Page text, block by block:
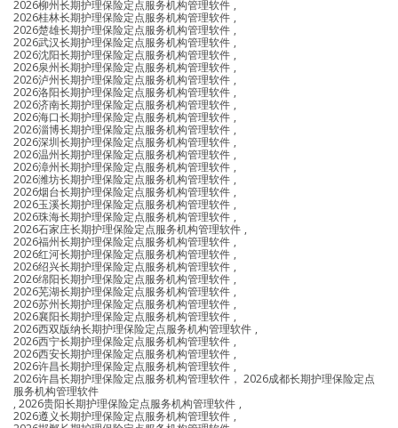
2026柳州长期护理保险定点服务机构管理软件 ,
2026桂林长期护理保险定点服务机构管理软件 ,
2026楚雄长期护理保险定点服务机构管理软件 ,
2026武汉长期护理保险定点服务机构管理软件 ,
2026沈阳长期护理保险定点服务机构管理软件 ,
2026泉州长期护理保险定点服务机构管理软件 ,
2026泸州长期护理保险定点服务机构管理软件 ,
2026洛阳长期护理保险定点服务机构管理软件 ,
2026济南长期护理保险定点服务机构管理软件 ,
2026海口长期护理保险定点服务机构管理软件 ,
2026淄博长期护理保险定点服务机构管理软件 ,
2026深圳长期护理保险定点服务机构管理软件 ,
2026温州长期护理保险定点服务机构管理软件 ,
2026漳州长期护理保险定点服务机构管理软件 ,
2026潍坊长期护理保险定点服务机构管理软件 ,
2026烟台长期护理保险定点服务机构管理软件 ,
2026玉溪长期护理保险定点服务机构管理软件 ,
2026珠海长期护理保险定点服务机构管理软件 ,
2026石家庄长期护理保险定点服务机构管理软件 ,
2026福州长期护理保险定点服务机构管理软件 ,
2026红河长期护理保险定点服务机构管理软件 ,
2026绍兴长期护理保险定点服务机构管理软件 ,
2026绵阳长期护理保险定点服务机构管理软件 ,
2026芜湖长期护理保险定点服务机构管理软件 ,
2026苏州长期护理保险定点服务机构管理软件 ,
2026襄阳长期护理保险定点服务机构管理软件 ,
2026西双版纳长期护理保险定点服务机构管理软件 ,
2026西宁长期护理保险定点服务机构管理软件 ,
2026西安长期护理保险定点服务机构管理软件 ,
2026许昌长期护理保险定点服务机构管理软件 ,
2026许昌长期护理保险定点服务机构管理软件， 2026成都长期护理保险定点
服务机构管理软件
, 2026贵阳长期护理保险定点服务机构管理软件 ,
2026遵义长期护理保险定点服务机构管理软件 ,